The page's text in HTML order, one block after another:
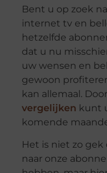
Bent u op zoek
internet tv en
hetzelfde
dat u nu
uw wensen en
gewoon
kan allemaal.
vergelijken kunt
komende
Het is niet zo
naar onze